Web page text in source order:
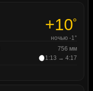
+10°
ночью -1°
756 мм
1:13 → 4:17